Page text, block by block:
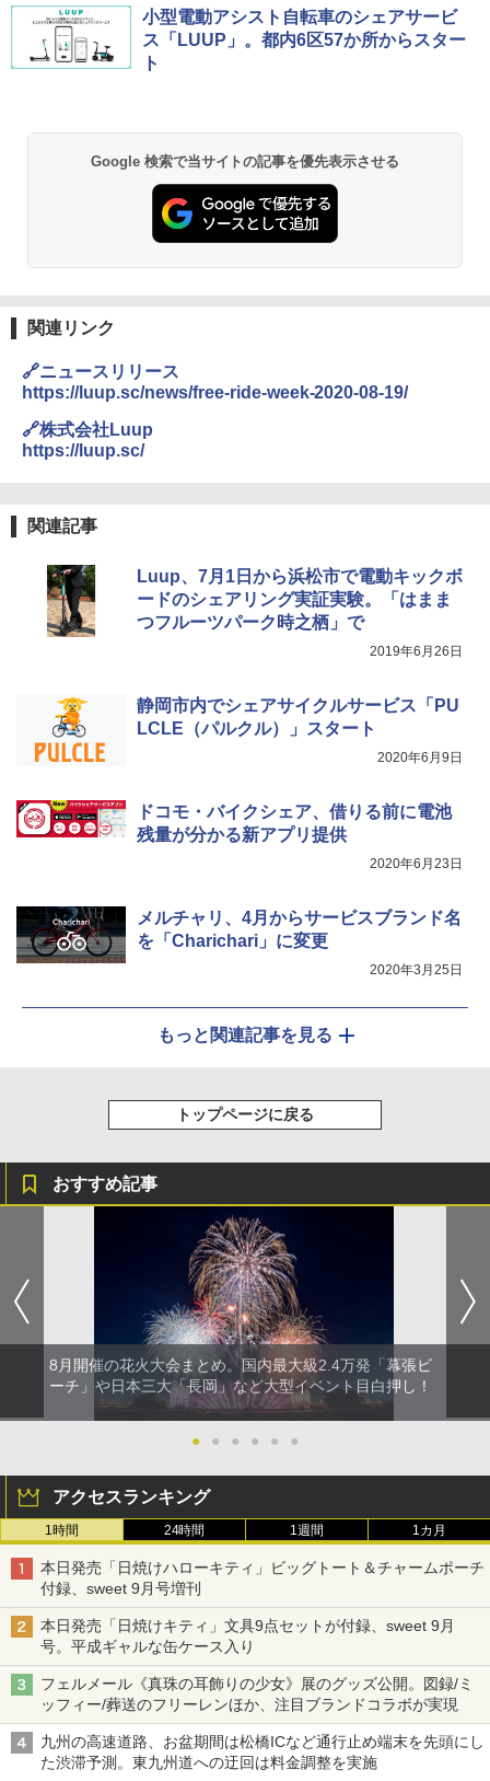
DEWEL パラソル 大型 ビーチ アウトドアパ
ラソル ガーデン サイトシート付 折りたたみ
防水 UVカット 4段階高さ調整 軽量 収納袋付
GRANDOOR ステンレス保冷剤 2個セット 2
026リニューアル 急速冷凍 空間倍増 衛生的
コンパクト 保冷力長持ち
￥2,980
￥680
送
￥3,680
USB充電式 高精度 超長距離照射 長時間使用
可能 安全ロック付き 高安全性 金属製耐久 コ
ンパクト多機能設計 持ち運び便利 アウトド
ア/オフィス/教育現場/展示会用 緑
小型電動アシスト自転車のシェアサービ
ス「LUUP」。都内6区57か所からスター
ト
Google 検索で当サイトの記事を優先表示させる
関連リンク
🔗ニュースリリース
https://luup.sc/news/free-ride-week-2020-08-19/
🔗株式会社Luup
https://luup.sc/
関連記事
Luup、7月1日から浜松市で電動キックボ
ードのシェアリング実証実験。「はまま
つフルーツパーク時之栖」で
2019年6月26日
静岡市内でシェアサイクルサービス「PU
LCLE（パルクル）」スタート
2020年6月9日
ドコモ・バイクシェア、借りる前に電池
残量が分かる新アプリ提供
2020年6月23日
メルチャリ、4月からサービスブランド名
を「Charichari」に変更
2020年3月25日
もっと関連記事を見る
トップページに戻る
おすすめ記事
8月開催の花火大会まとめ。国内最大級2.4万発「幕張ビ
ーチ」や日本三大「長岡」など大型イベント目白押し！
● ● ● ● ● ●
アクセスランキング
1時間 24時間 1週間 1カ月
本日発売「日焼けハローキティ」ビッグトート＆チャームポーチ
付録、sweet 9月号増刊
本日発売「日焼けキティ」文具9点セットが付録、sweet 9月
号。平成ギャルな缶ケース入り
フェルメール《真珠の耳飾りの少女》展のグッズ公開。図録/ミ
ッフィー/葬送のフリーレンほか、注目ブランドコラボが実現
九州の高速道路、お盆期間は松橋ICなど通行止め端末を先頭にし
た渋滞予測。東九州道への迂回は料金調整を実施